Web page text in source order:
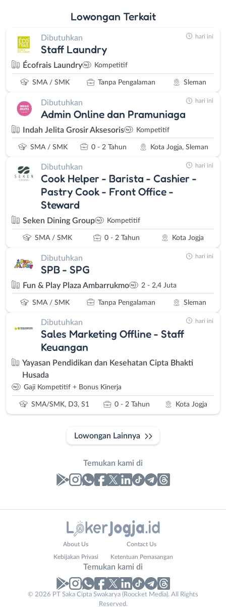
Lowongan Terkait
Dibutuhkan
Staff Laundry
Écofrais Laundry Kompetitif
SMA / SMK Tanpa Pengalaman Sleman
hari ini
Dibutuhkan
Admin Online dan Pramuniaga
Indah Jelita Grosir Aksesoris Kompetitif
SMA / SMK 0 - 2 Tahun Kota Jogja, Sleman
hari ini
Dibutuhkan
Cook Helper - Barista - Cashier -
Pastry Cook - Front Office -
Steward
Seken Dining Group Kompetitif
SMA / SMK 0 - 2 Tahun Kota Jogja
hari ini
Dibutuhkan
SPB - SPG
Fun & Play Plaza Ambarrukmo 2 - 2,4 Juta
SMA / SMK Tanpa Pengalaman Sleman
hari ini
Dibutuhkan
Sales Marketing Offline - Staff
Keuangan
Yayasan Pendidikan dan Kesehatan Cipta Bhakti
Husada
Gaji Kompetitif + Bonus Kinerja
SMA/SMK, D3, S1 0 - 2 Tahun Kota Jogja
hari ini
Lowongan Lainnya
Temukan kami di
No. Telp /
About Us Contact Us
Kebijakan Privasi Ketentuan Pemasangan
Temukan kami di
© 2026 PT Saka Cipta Swakarya (Roocket Media). All Rights
Reserved.